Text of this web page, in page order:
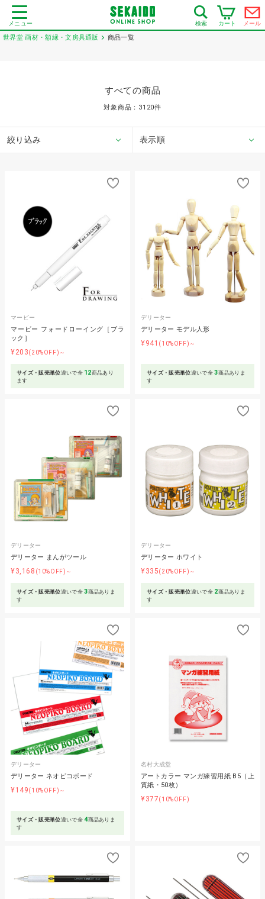
メニュー 検索 カート メール
世界堂 画材・額縁・文房具通販 商品一覧
すべての商品
対象商品： 3120件
絞り込み 表示順
マービー
マービー フォードローイング［ブラ
ック］
¥203(20%OFF)～
サイズ・販売単位違いで全 12商品あり
ます
デリーター
デリーター モデル人形
¥941 (10%OFF)～
サイズ・販売単位違いで全3商品ありま
す
デリーター
デリーター まんがツール
¥3,168 (10%OFF)～
サイズ・販売単位違いで全3商品ありま
す
デリーター
デリーター ホワイト
¥335(20%OFF)～
サイズ・販売単位違いで全 2商品ありま
す
デリーター
デリーター ネオピコボード
¥149(10%OFF)～
サイズ・販売単位違いで全4商品ありま
す
名村大成堂
アートカラー マンガ練習用紙 B5（上
質紙・50枚）
¥377(10%OFF)